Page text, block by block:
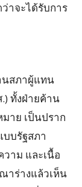
าจะได้รับการ
นสภาผู้แทน
ทั้งฝ่ายค้าน
าย เป็นปราก
บรัฐสภา
าม และเนื้อ
าร่างแล้วเห็น